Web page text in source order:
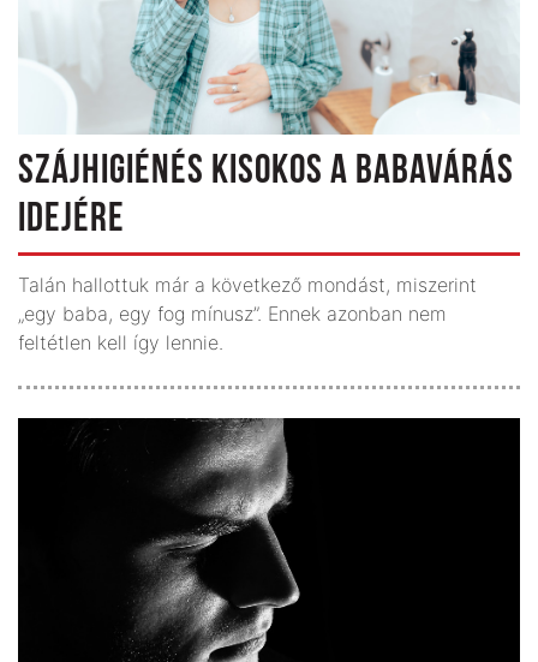
SZÁJHIGIÉNÉS KISOKOS A BABAVÁRÁS
IDEJÉRE
Talán hallottuk már a következő mondást, miszerint
„egy baba, egy fog mínusz”. Ennek azonban nem
feltétlen kell így lennie.